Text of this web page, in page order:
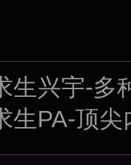
生兴宇-多
生PA-顶